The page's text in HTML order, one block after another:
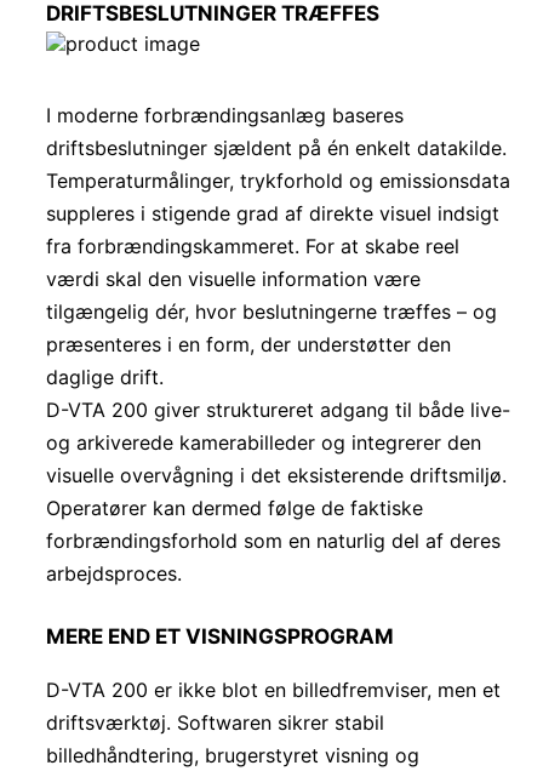
DRIFTSBESLUTNINGER TRÆFFES
I moderne forbrændingsanlæg baseres
driftsbeslutninger sjældent på én enkelt datakilde.
Temperaturmålinger, trykforhold og emissionsdata
suppleres i stigende grad af direkte visuel indsigt
fra forbrændingskammeret. For at skabe reel
værdi skal den visuelle information være
tilgængelig dér, hvor beslutningerne træffes – og
præsenteres i en form, der understøtter den
daglige drift.
D-VTA 200 giver struktureret adgang til både live-
og arkiverede kamerabilleder og integrerer den
visuelle overvågning i det eksisterende driftsmiljø.
Operatører kan dermed følge de faktiske
forbrændingsforhold som en naturlig del af deres
arbejdsproces.
MERE END ET VISNINGSPROGRAM
D-VTA 200 er ikke blot en billedfremviser, men et
driftsværktøj. Softwaren sikrer stabil
billedhåndtering, brugerstyret visning og